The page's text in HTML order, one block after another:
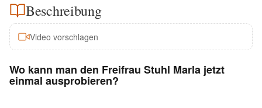
Beschreibung
Video vorschlagen
Wo kann man den Freifrau Stuhl Marla jetzt
einmal ausprobieren?